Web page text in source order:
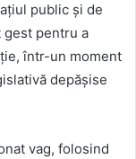
public și de
gest pentru a
într-un moment
depășise
vag, folosind